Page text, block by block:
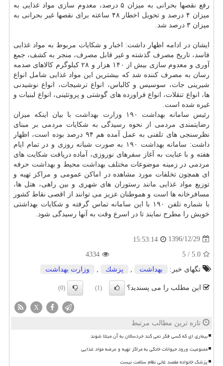
رفع نقصها بحرانی به میزان ۵ درصد، معدوم سازی مواد غذایی به
میزان ۴ درصد و تحویل اخطار ۴۸ ساعته برای نقصها غیر بحرانی به
میزان ۳ درصد شد.
ایشان در ادامه اظهار داشت: اخبار و شكایات مربوط به مواد غذایی
فاسد، تاریخ مصرف گذشته و غیر قابل مصرف، منجر به كشف، جمع
آوری و معدوم سازی بیش از ۱۴۰ هزار و ۲۸ كیلوگرم كالاهای صدمه
رسان به مصرف كننده شد كه بیشترین این مواد غذایی شامل انواع
شیرینی جات، سوسیس و كالباس، انواع ترشیجات، انواع نوشیدنی
ها، انواع تنقلات، انواع فراورده های گوشتی و پروتئینی، انواع لبنیات و
غیره شده است.
رئیس سامانه بهداشت بهداشت با بیان اینكه میزان
رضایتمندی مردمی از نحوه رسیدگی به شكایات مردمی بر مبنای
نظرسنجی های تلفنی به عمل آمده هم ۹۴ درصد بوده است، اظهار
داشت: سامانه بهداشت
۱۹۰ به صورت شبانه روزی و در تمام ایام
هفته و با عنایت به آغاز سفرهای نوروزی، آماده دریافت شكایت های
مردمی در زمینه موضوعات مختلف بهداشت محیط و بهداشت حرفه
ای همچون تخلفات مورد مشاهده در اماكن عمومی و مراكز تهیه و
توزیع مواد غذایی مانند رستوران های شهری و بین راهی، هتل ها،
مسافرخانه ها است و هموطنان عزیز می توانند از اقصی نقاط كشور
با شماره تلفن ۱۹۰ با این سامانه تماس گرفته و شكایات بهداشتی
خویش را مطرح نمایند تا در اسرع وقت به آنها رسیدگی شود.
1396/12/29
15:53:14
5.0
/
5
4334
تگهای خبر:
بهداشت پزشك وزارت بهداشت
این مطلب را می پسندید؟ (1)
(0)
X
تازه ترین مطالب مرتبط
بیماری ای که کسی فکر نمی کند خردسالان به آن مبتلا شوند
ممنوعیت ورود حیوانات خانگی به مراکز تهیه و عرضه مواد غذایی
پزشک خانواده مقصد غائی نظام سلامت نیست